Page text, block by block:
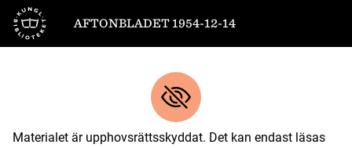
Till startsidan
AFTONBLADET 1954-12-14
Materialet är upphovsrättsskyddat. Det kan endast läsas